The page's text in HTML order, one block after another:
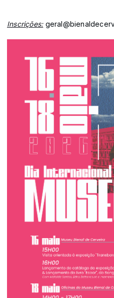
Inscrições: